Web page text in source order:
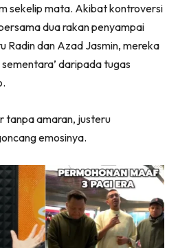
sekelip mata. Akibat kontroversi
dua rakan penyampai
Radin dan Azad Jasmin, mereka
daripada tugas
tanpa amaran, justeru
emosinya.